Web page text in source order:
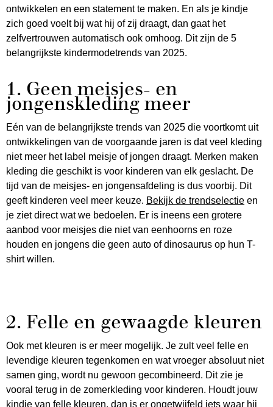
ontwikkelen en een statement te maken. En als je kindje
zich goed voelt bij wat hij of zij draagt, dan gaat het
zelfvertrouwen automatisch ook omhoog. Dit zijn de 5
belangrijkste kindermodetrends van 2025.
1. Geen meisjes- en
jongenskleding meer
Eén van de belangrijkste trends van 2025 die voortkomt uit
ontwikkelingen van de voorgaande jaren is dat veel kleding
niet meer het label meisje of jongen draagt. Merken maken
kleding die geschikt is voor kinderen van elk geslacht. De
tijd van de meisjes- en jongensafdeling is dus voorbij. Dit
geeft kinderen veel meer keuze. Bekijk de trendselectie en
je ziet direct wat we bedoelen. Er is ineens een grotere
aanbod voor meisjes die niet van eenhoorns en roze
houden en jongens die geen auto of dinosaurus op hun T-
shirt willen.
2. Felle en gewaagde kleuren
Ook met kleuren is er meer mogelijk. Je zult veel felle en
levendige kleuren tegenkomen en wat vroeger absoluut niet
samen ging, wordt nu gewoon gecombineerd. Dit zie je
vooral terug in de zomerkleding voor kinderen. Houdt jouw
kindje van felle kleuren, dan is er ongetwijfeld iets waar hij